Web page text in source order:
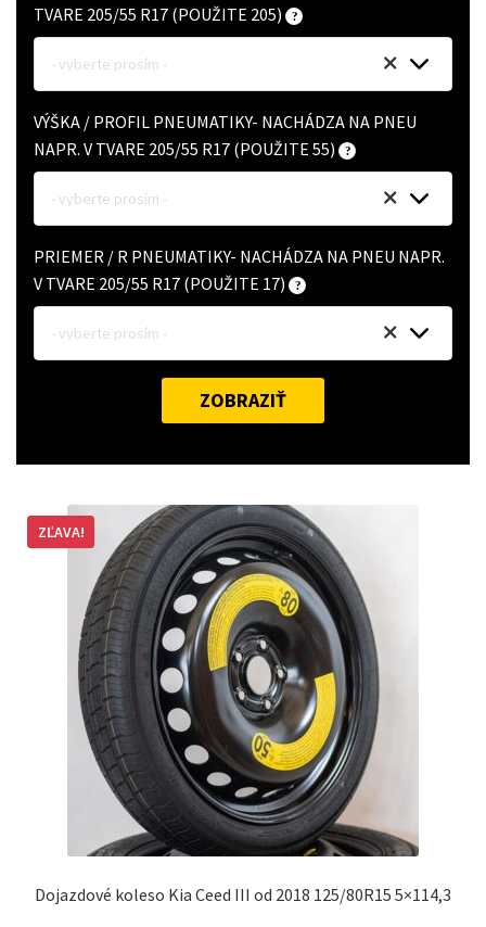
TVARE 205/55 R17 (POUŽITE 205)
- vyberte prosím -
VÝŠKA / PROFIL PNEUMATIKY- NACHÁDZA NA PNEU
NAPR. V TVARE 205/55 R17 (POUŽITE 55)
- vyberte prosím -
PRIEMER / R PNEUMATIKY- NACHÁDZA NA PNEU NAPR.
V TVARE 205/55 R17 (POUŽITE 17)
- vyberte prosím -
ZOBRAZIŤ
Dojazdové koleso Kia Ceed III od 2018 125/80R15 5×114,3
ZĽAVA!